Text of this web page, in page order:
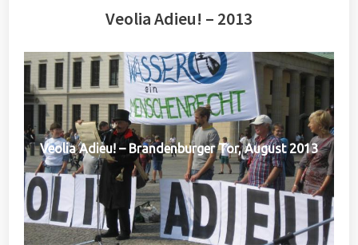
Veolia Adieu! – 2013
Veolia Adieu! – Brandenburger Tor, August 2013